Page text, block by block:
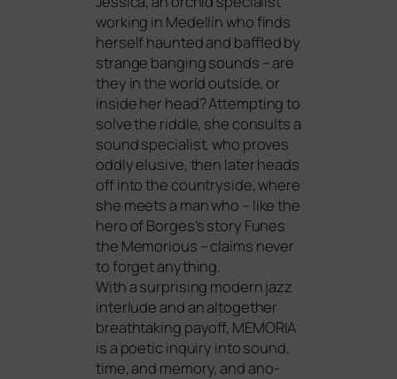
working in Medellín who finds
hers­elf haun­ted and baf­f­led by
stran­ge ban­ging sounds – are
they in the world out­side, or
insi­de her head? Attempting to
sol­ve the ridd­le, she con­sults a
sound spe­cia­list, who pro­ves
oddly elu­si­ve, then later heads
off into the coun­try­si­de, whe­re
she meets a man who – like the
hero of Borges’s sto­ry Funes
the Memorious – claims never
to for­get any­thing.
With a sur­pri­sing modern jazz
inter­lude and an altog­e­ther
breath­ta­king pay­off, MEMORIA
is a poe­tic inquiry into sound,
time, and memo­ry, and ano­